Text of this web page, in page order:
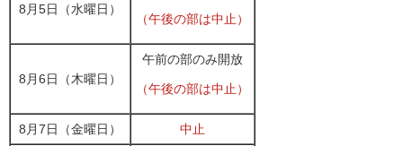
8月5日（水曜日）
（午後の部は中止）
8月6日（木曜日）
午前の部のみ開放
（午後の部は中止）
8月7日（金曜日） 中止